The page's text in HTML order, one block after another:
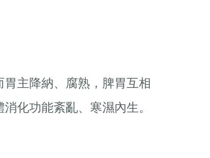
主降納、腐熟，脾胃互相
化功能紊亂、寒濕內生。